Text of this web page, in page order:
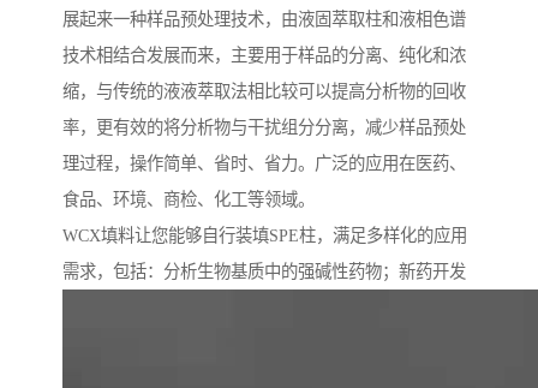
展起来一种样品预处理技术，由液固萃取柱和液相色谱
技术相结合发展而来，主要用于样品的分离、纯化和浓
缩，与传统的液液萃取法相比较可以提高分析物的回收
率，更有效的将分析物与干扰组分分离，减少样品预处
理过程，操作简单、省时、省力。广泛的应用在医药、
食品、环境、商检、化工等领域。
WCX填料让您能够自行装填SPE柱，满足多样化的应用
需求，包括：分析生物基质中的强碱性药物；新药开发